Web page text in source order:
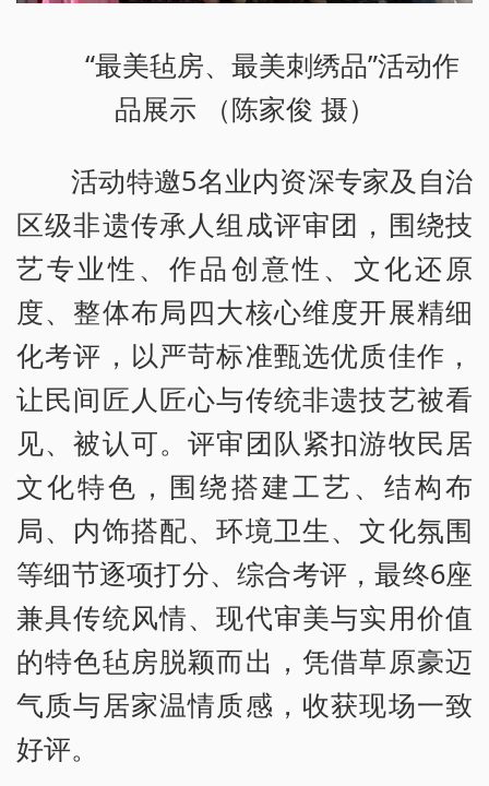
“最美毡房、最美刺绣品”活动作
品展示 （陈家俊 摄）
活动特邀5名业内资深专家及自治
区级非遗传承人组成评审团，围绕技
艺专业性、作品创意性、文化还原
度、整体布局四大核心维度开展精细
化考评，以严苛标准甄选优质佳作，
让民间匠人匠心与传统非遗技艺被看
见、被认可。评审团队紧扣游牧民居
文化特色，围绕搭建工艺、结构布
局、内饰搭配、环境卫生、文化氛围
等细节逐项打分、综合考评，最终6座
兼具传统风情、现代审美与实用价值
的特色毡房脱颖而出，凭借草原豪迈
气质与居家温情质感，收获现场一致
好评。